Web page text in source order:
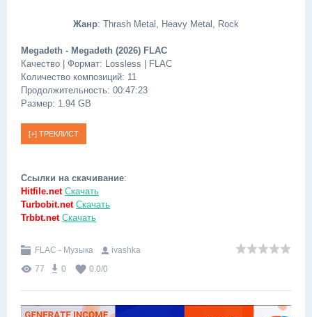
Жанр: Thrash Metal, Heavy Metal, Rock
Megadeth - Megadeth (2026) FLAC
Качество | Формат: Lossless | FLAC
Количество композиций: 11
Продолжительность: 00:47:23
Размер: 1.94 GB
Ссылки на скачивание:
Hitfile.net Скачать
Turbobit.net Скачать
Trbbt.net Скачать
FLAC - Музыка
ivashka
77
0 0.0/0